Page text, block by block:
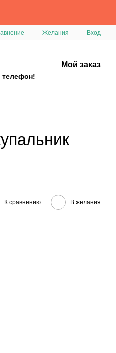
Желания Вход
телефон!
Мой заказ
К сравнению В желания